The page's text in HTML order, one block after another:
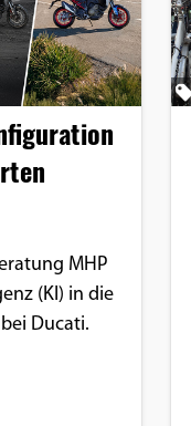
MHP
(KI) in die
Ducati.